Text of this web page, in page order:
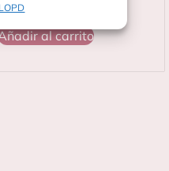
al carrito